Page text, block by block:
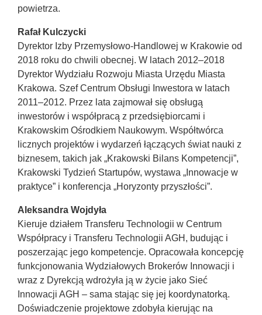
powietrza.
Rafał Kulczycki
Dyrektor Izby Przemysłowo-Handlowej w Krakowie od
2018 roku do chwili obecnej. W latach 2012–2018
Dyrektor Wydziału Rozwoju Miasta Urzędu Miasta
Krakowa. Szef Centrum Obsługi Inwestora w latach
2011–2012. Przez lata zajmował się obsługą
inwestorów i współpracą z przedsiębiorcami i
Krakowskim Ośrodkiem Naukowym. Współtwórca
licznych projektów i wydarzeń łączących świat nauki z
biznesem, takich jak „Krakowski Bilans Kompetencji”,
Krakowski Tydzień Startupów, wystawa „Innowacje w
praktyce” i konferencja „Horyzonty przyszłości”.
Aleksandra Wojdyła
Kieruje działem Transferu Technologii w Centrum
Współpracy i Transferu Technologii AGH, budując i
poszerzając jego kompetencje. Opracowała koncepcję
funkcjonowania Wydziałowych Brokerów Innowacji i
wraz z Dyrekcją wdrożyła ją w życie jako Sieć
Innowacji AGH – sama stając się jej koordynatorką.
Doświadczenie projektowe zdobyła kierując na